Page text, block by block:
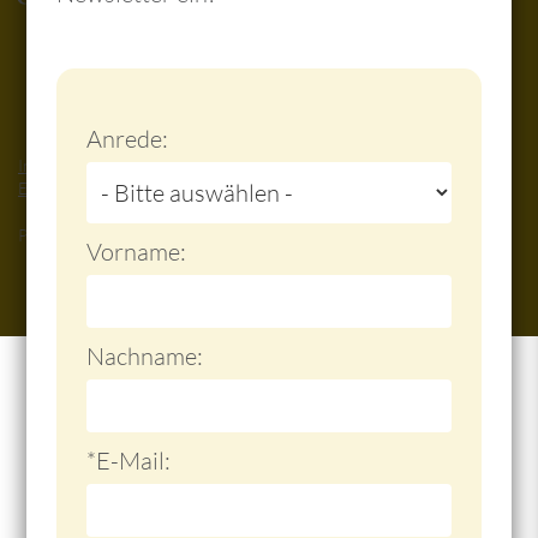
Do not fill this field
Anrede:
Vorname:
Nachname:
*E-Mail:
Impressum-Datenschutz-Haftungsausschluss-Cookie-
Einstellungen
Powered by